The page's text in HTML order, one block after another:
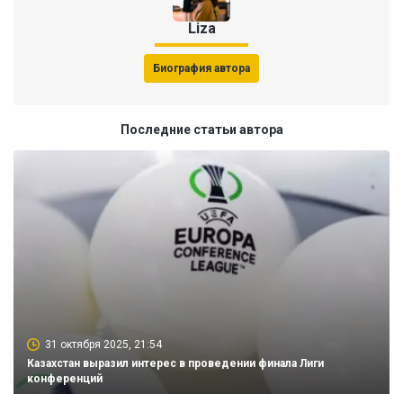
Liza
Биография автора
Последние статьи автора
31 октября 2025, 21:54
Казахстан выразил интерес в проведении финала Лиги
конференций